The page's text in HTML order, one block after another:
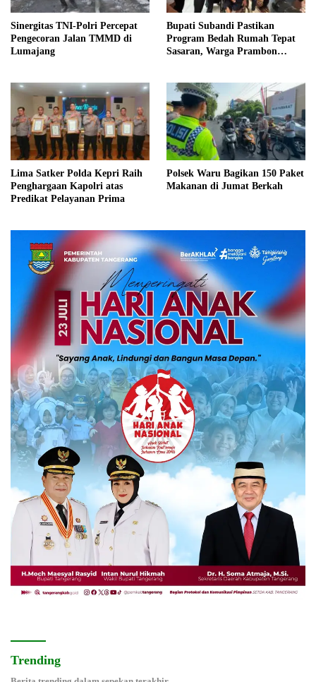
Sinergitas TNI-Polri Percepat
Pengecoran Jalan TMMD di
Lumajang
Bupati Subandi Pastikan
Program Bedah Rumah Tepat
Sasaran, Warga Prambon
Lima Satker Polda Kepri Raih
Penghargaan Kapolri atas
Predikat Pelayanan Prima
Polsek Waru Bagikan 150 Paket
Makanan di Jumat Berkah
Trending